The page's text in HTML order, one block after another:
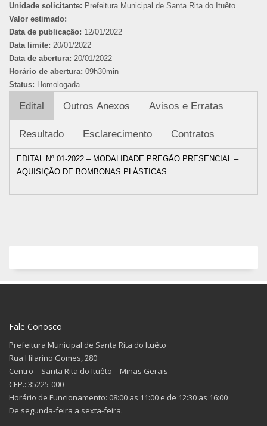
Unidade solicitante: Prefeitura Municipal de Santa Rita do Ituêto
Valor estimado:
Data de publicação: 12/01/2022
Data limite: 20/01/2022
Data de abertura: 20/01/2022
Horário de abertura: 09h30min
Status: Homologada
Edital Outros Anexos Avisos e Erratas
Resultado Esclarecimento Contratos
EDITAL Nº 01-2022 – MODALIDADE PREGÃO PRESENCIAL –
AQUISIÇÃO DE BOMBONAS PLÁSTICAS
Fale Conosco
Prefeitura Municipal de Santa Rita do Ituêto
Rua Hilarino Gomes, 280
Centro – Santa Rita do Ituêto – Minas Gerais
CEP.: 35225-000
Horário de Funcionamento: 08:00 as 11:00 e de 12:30 as 16:00
De segunda-feira a sexta-feira.